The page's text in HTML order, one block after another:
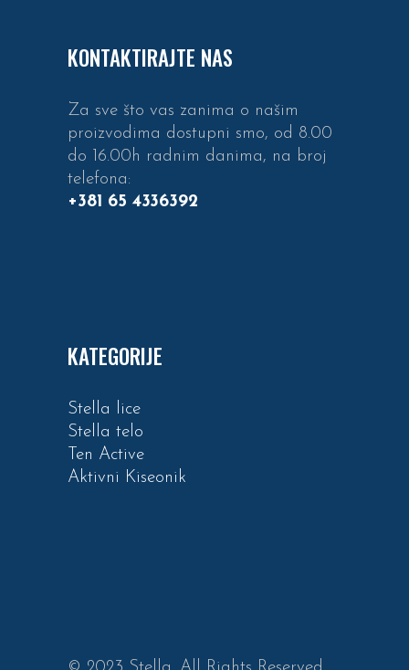
KONTAKTIRAJTE NAS
Za sve što vas zanima o našim
proizvodima dostupni smo, od 8.00
do 16.00h radnim danima, na broj
telefona:
+381 65 4336392
KATEGORIJE
Stella lice
Stella telo
Ten Active
Aktivni Kiseonik